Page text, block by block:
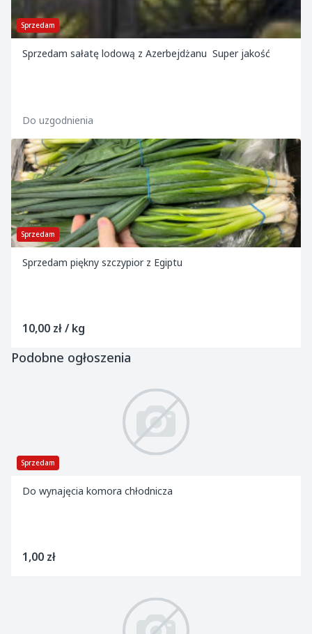
Sprzedam
Sprzedam sałatę lodową z Azerbejdżanu Super jakość
Do uzgodnienia
Sprzedam
Sprzedam piękny szczypior z Egiptu
10,00 zł / kg
Podobne ogłoszenia
Sprzedam
Do wynajęcia komora chłodnicza
1,00 zł